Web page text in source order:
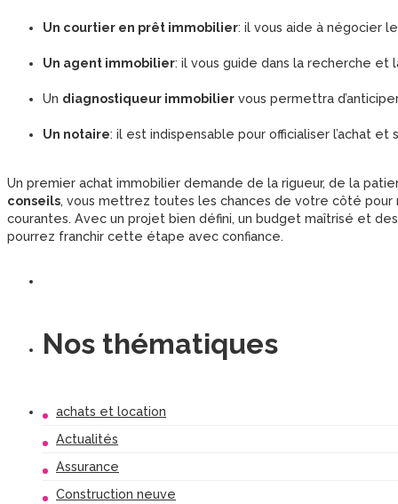
Un courtier en prêt immobilier: il vous aide à négocier
Un agent immobilier: il vous guide dans la recherche et
Un diagnostiqueur immobilier vous permettra
Un notaire: il est indispensable pour officialiser l’achat et
Un premier achat immobilier demande de la rigueur, de la
conseils, vous mettrez toutes les chances de votre côté
courantes. Avec un projet bien défini, un budget maîtrisé et
pourrez franchir cette étape avec confiance.
Nos thématiques
achats et location
Actualités
Assurance
Construction neuve